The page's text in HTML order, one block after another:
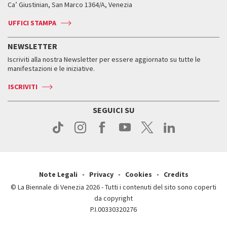
Press
Accrediti
Come raggiungerci
Biglietti
Accrediti
Come raggiungerci
Contatti
Press
Press
Leone d’argento
Edizioni passate
Orari e sedi
Biglietti
Servizi al pubblico
Come raggiungerci
Contatti
ASAC DATI
Storia
Orari e sedi
Ca’ Giustinian, San Marco 1364/A, Venezia
UFFICI STAMPA
NEWSLETTER
Iscriviti alla nostra Newsletter per essere aggiornato su tutte le
manifestazioni e le iniziative.
ISCRIVITI
SEGUICI SU
Note Legali Privacy Cookies
Credits
© La Biennale di Venezia 2026 - Tutti i contenuti del sito sono coperti
da copyright
P.I.00330320276